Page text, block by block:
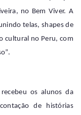
no Bem Viver. A
telas, shapes de
cultural no Peru, com
recebeu os alunos da
de histórias